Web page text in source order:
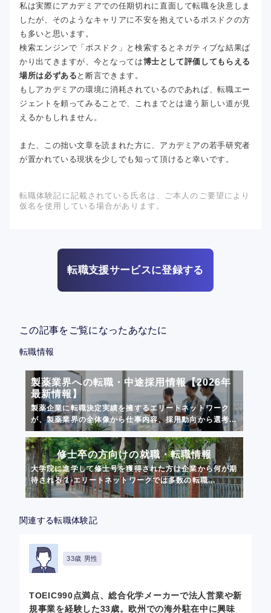
私は実際にアカデミアでの任期切れに直面して転職を決意しま
したが、そのようなキャリアに不安を抱えているポスドクの方
も多いと思います。
検索エンジンで「ポスドク」と検索するとネガティブな結果ば
かり出てきますが、今となっては博士として評価してもらえる
場所は必ずある と断言できます。
もしアカデミアの環境に消耗されているのであれば、転職エー
ジェントを頼ってみることで、これまでとは違う新しい道が見
えるかもしれません。
また、この拙い文章を読まれた方に、アカデミアの若手研究者
が置かれている現状を少しでも知って頂けると幸いです。
転職体験記に記載されている氏名は、ご本人のご要望により
仮名を使用している場合があります。
転職支援サービスに登録する
この記事をご覧になったあなたに
転職情報
製薬業界への転職・中途採用情報【2026年
最新情報】
製薬企業に転職決定実績を擁するエリートネットワーク
が、製薬業界の全体像から仕事内容、採用動向から選考...
修士卒の方向けの就職・転職情報
大学院に進学して修士号を獲得された方は企業から何が期
待される？ エリートネットワークでは多数の転職...
関連する転職体験記
33歳 男性
TOEIC990点満点、総合化学メーカーで法人営業や新
規事業を経験した33歳。欧州での海外駐在中に興味